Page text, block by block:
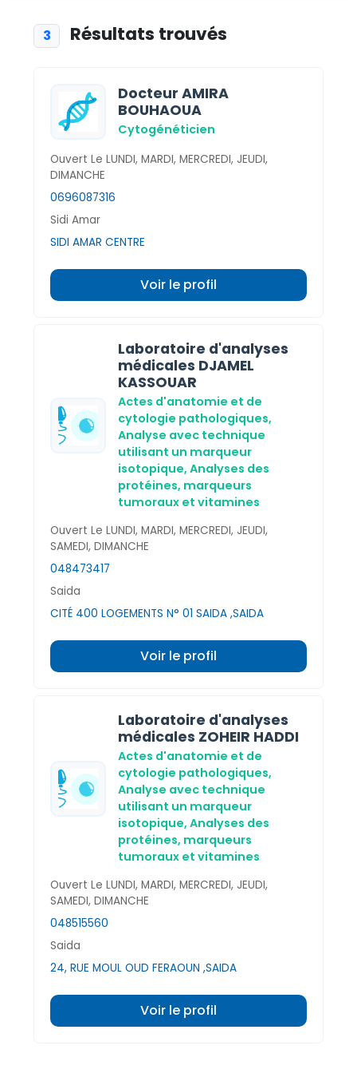
3 Résultats trouvés
Docteur AMIRA
BOUHAOUA
Cytogénéticien
Ouvert Le LUNDI, MARDI, MERCREDI, JEUDI,
DIMANCHE
0696087316
Sidi Amar
SIDI AMAR CENTRE
Voir le profil
Laboratoire d'analyses
médicales DJAMEL
KASSOUAR
Actes d'anatomie et de
cytologie pathologiques,
Analyse avec technique
utilisant un marqueur
isotopique, Analyses des
protéines, marqueurs
tumoraux et vitamines
Ouvert Le LUNDI, MARDI, MERCREDI, JEUDI,
SAMEDI, DIMANCHE
048473417
Saida
CITÉ 400 LOGEMENTS N° 01 SAIDA ,SAIDA
Voir le profil
Laboratoire d'analyses
médicales ZOHEIR HADDI
Actes d'anatomie et de
cytologie pathologiques,
Analyse avec technique
utilisant un marqueur
isotopique, Analyses des
protéines, marqueurs
tumoraux et vitamines
Ouvert Le LUNDI, MARDI, MERCREDI, JEUDI,
SAMEDI, DIMANCHE
048515560
Saida
24, RUE MOUL OUD FERAOUN ,SAIDA
Voir le profil